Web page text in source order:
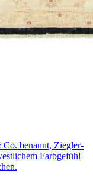
Co. benannt, Ziegler-
Farbgefühl